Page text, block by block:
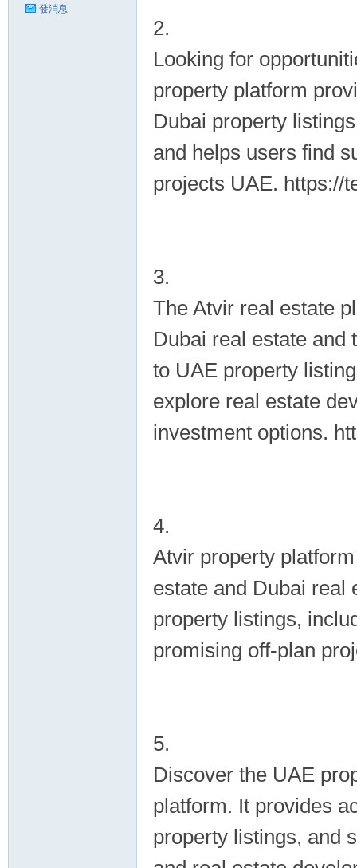
發消息
2.
Looking for
property platform
Dubai property
and helps users find
projects UAE. https://
3.
The Atvir real estate
Dubai real estate and
to UAE property
explore real estate
investment options.
4.
Atvir property
estate and Dubai real
property listings,
promising off-plan
5.
Discover the UAE
platform. It provides
property listings, and